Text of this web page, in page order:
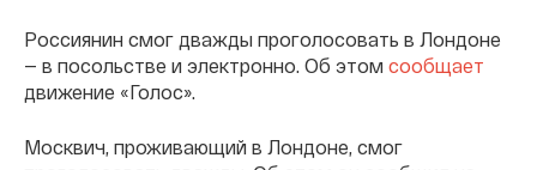
Россиянин смог дважды проголосовать в Лондоне
— в посольстве и электронно. Об этом сообщает
движение «Голос».
Москвич, проживающий в Лондоне, смог